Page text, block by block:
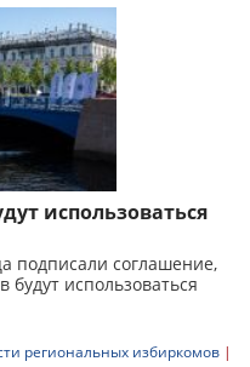
использоваться
подписали соглашение,
будут использоваться
региональных избиркомов |